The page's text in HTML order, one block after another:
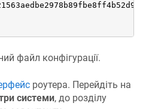
файл конфігурації.
роутера. Перейдіть на
системи, до розділу